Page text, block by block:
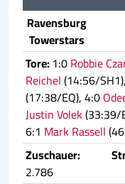
Ravensburg
Towerstars
Tore:1:0Robbie
Reichel(14:56/
(17:38/EQ), 4:0
Justin Volek(33:39/
6:1 Mark Rassell
Zuschauer:
2.786